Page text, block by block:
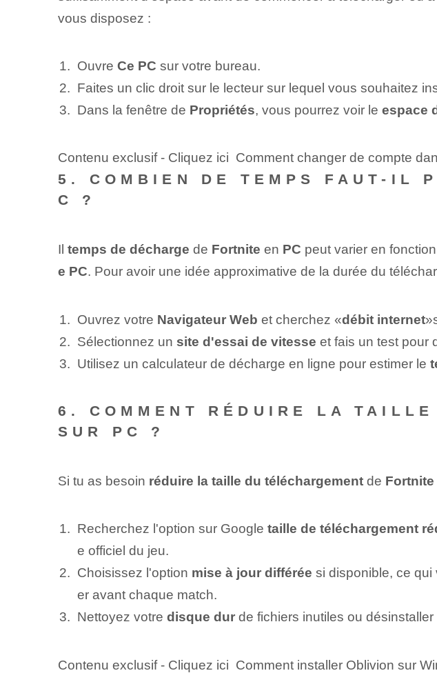
vous disposez :
Ouvre Ce PC sur votre bureau.
Faites un clic droit sur le lecteur sur lequel vous souhaitez
Dans la fenêtre de Propriétés, vous pourrez voir le espace
Contenu exclusif - Cliquez ici Comment changer de compte
5. COMBIEN DE TEMPS FAUT-IL
C ?
Il temps de décharge de Fortnite en PC peut varier en
e PC. Pour avoir une idée approximative de la durée du
Ouvrez votre Navigateur Web et cherchez «débit internet
Sélectionnez​ un site d'essai de vitesse et fais un⁣ test pour
Utilisez un calculateur de décharge en ligne pour estimer le
6. COMMENT RÉDUIRE LA
SUR PC ?
Si tu as besoin réduire la taille du téléchargementde Fortnite
Recherchez l'option sur Google taille de téléchargement
e officiel du jeu.
Choisissez l'option mise à jour différée si disponible, ce
er avant chaque match.
Nettoyez votre disque dur​ de fichiers inutiles⁣ ou​ désinstaller ‌
Contenu exclusif - Cliquez ici Comment installer Oblivion sur